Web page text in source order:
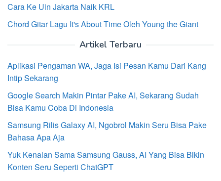
Cara Ke Uin Jakarta Naik KRL
Chord Gitar Lagu It's About Time Oleh Young the Giant
Artikel Terbaru
Aplikasi Pengaman WA, Jaga Isi Pesan Kamu Dari Kang
Intip Sekarang
Google Search Makin Pintar Pake AI, Sekarang Sudah
Bisa Kamu Coba Di Indonesia
Samsung Rilis Galaxy AI, Ngobrol Makin Seru Bisa Pake
Bahasa Apa Aja
Yuk Kenalan Sama Samsung Gauss, AI Yang Bisa Bikin
Konten Seru Seperti ChatGPT